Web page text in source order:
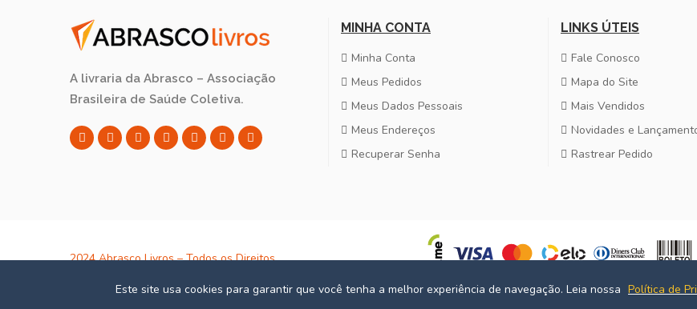
A livraria da Abrasco – Associação
Brasileira de Saúde Coletiva.
MINHA CONTA
Minha Conta
Meus Pedidos
Meus Dados Pessoais
Meus Endereços
Recuperar Senha
LINKS ÚTEIS
Fale Conosco
Mapa do Site
Mais Vendidos
Novidades e
Rastrear Pedido
2024 Abrasco Livros – Todos os Direitos
Este site usa cookies para garantir que você tenha a melhor experiência de navegação. Leia nossa Política de